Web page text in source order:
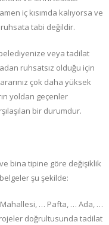
iç kısımda kalıyorsa ve
ruhsata tabi değildir.
veya tadilat
ruhsatsız olduğu için
çok daha yüksek
yoldan geçenler
bir durumdur.
bina tipine göre değişiklik
şu şekilde:
… Pafta, … Ada, …
doğrultusunda tadilat